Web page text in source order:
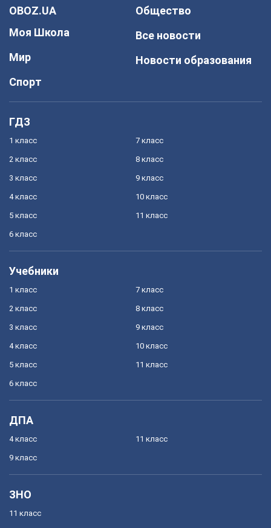
OBOZ.UA
Моя Школа
Мир
Спорт
Общество
Все новости
Новости образования
ГДЗ
1 класс
2 класс
3 класс
4 класс
5 класс
6 класс
7 класс
8 класс
9 класс
10 класс
11 класс
Учебники
1 класс
2 класс
3 класс
4 класс
5 класс
6 класс
7 класс
8 класс
9 класс
10 класс
11 класс
ДПА
4 класс
9 класс
11 класс
ЗНО
11 класс